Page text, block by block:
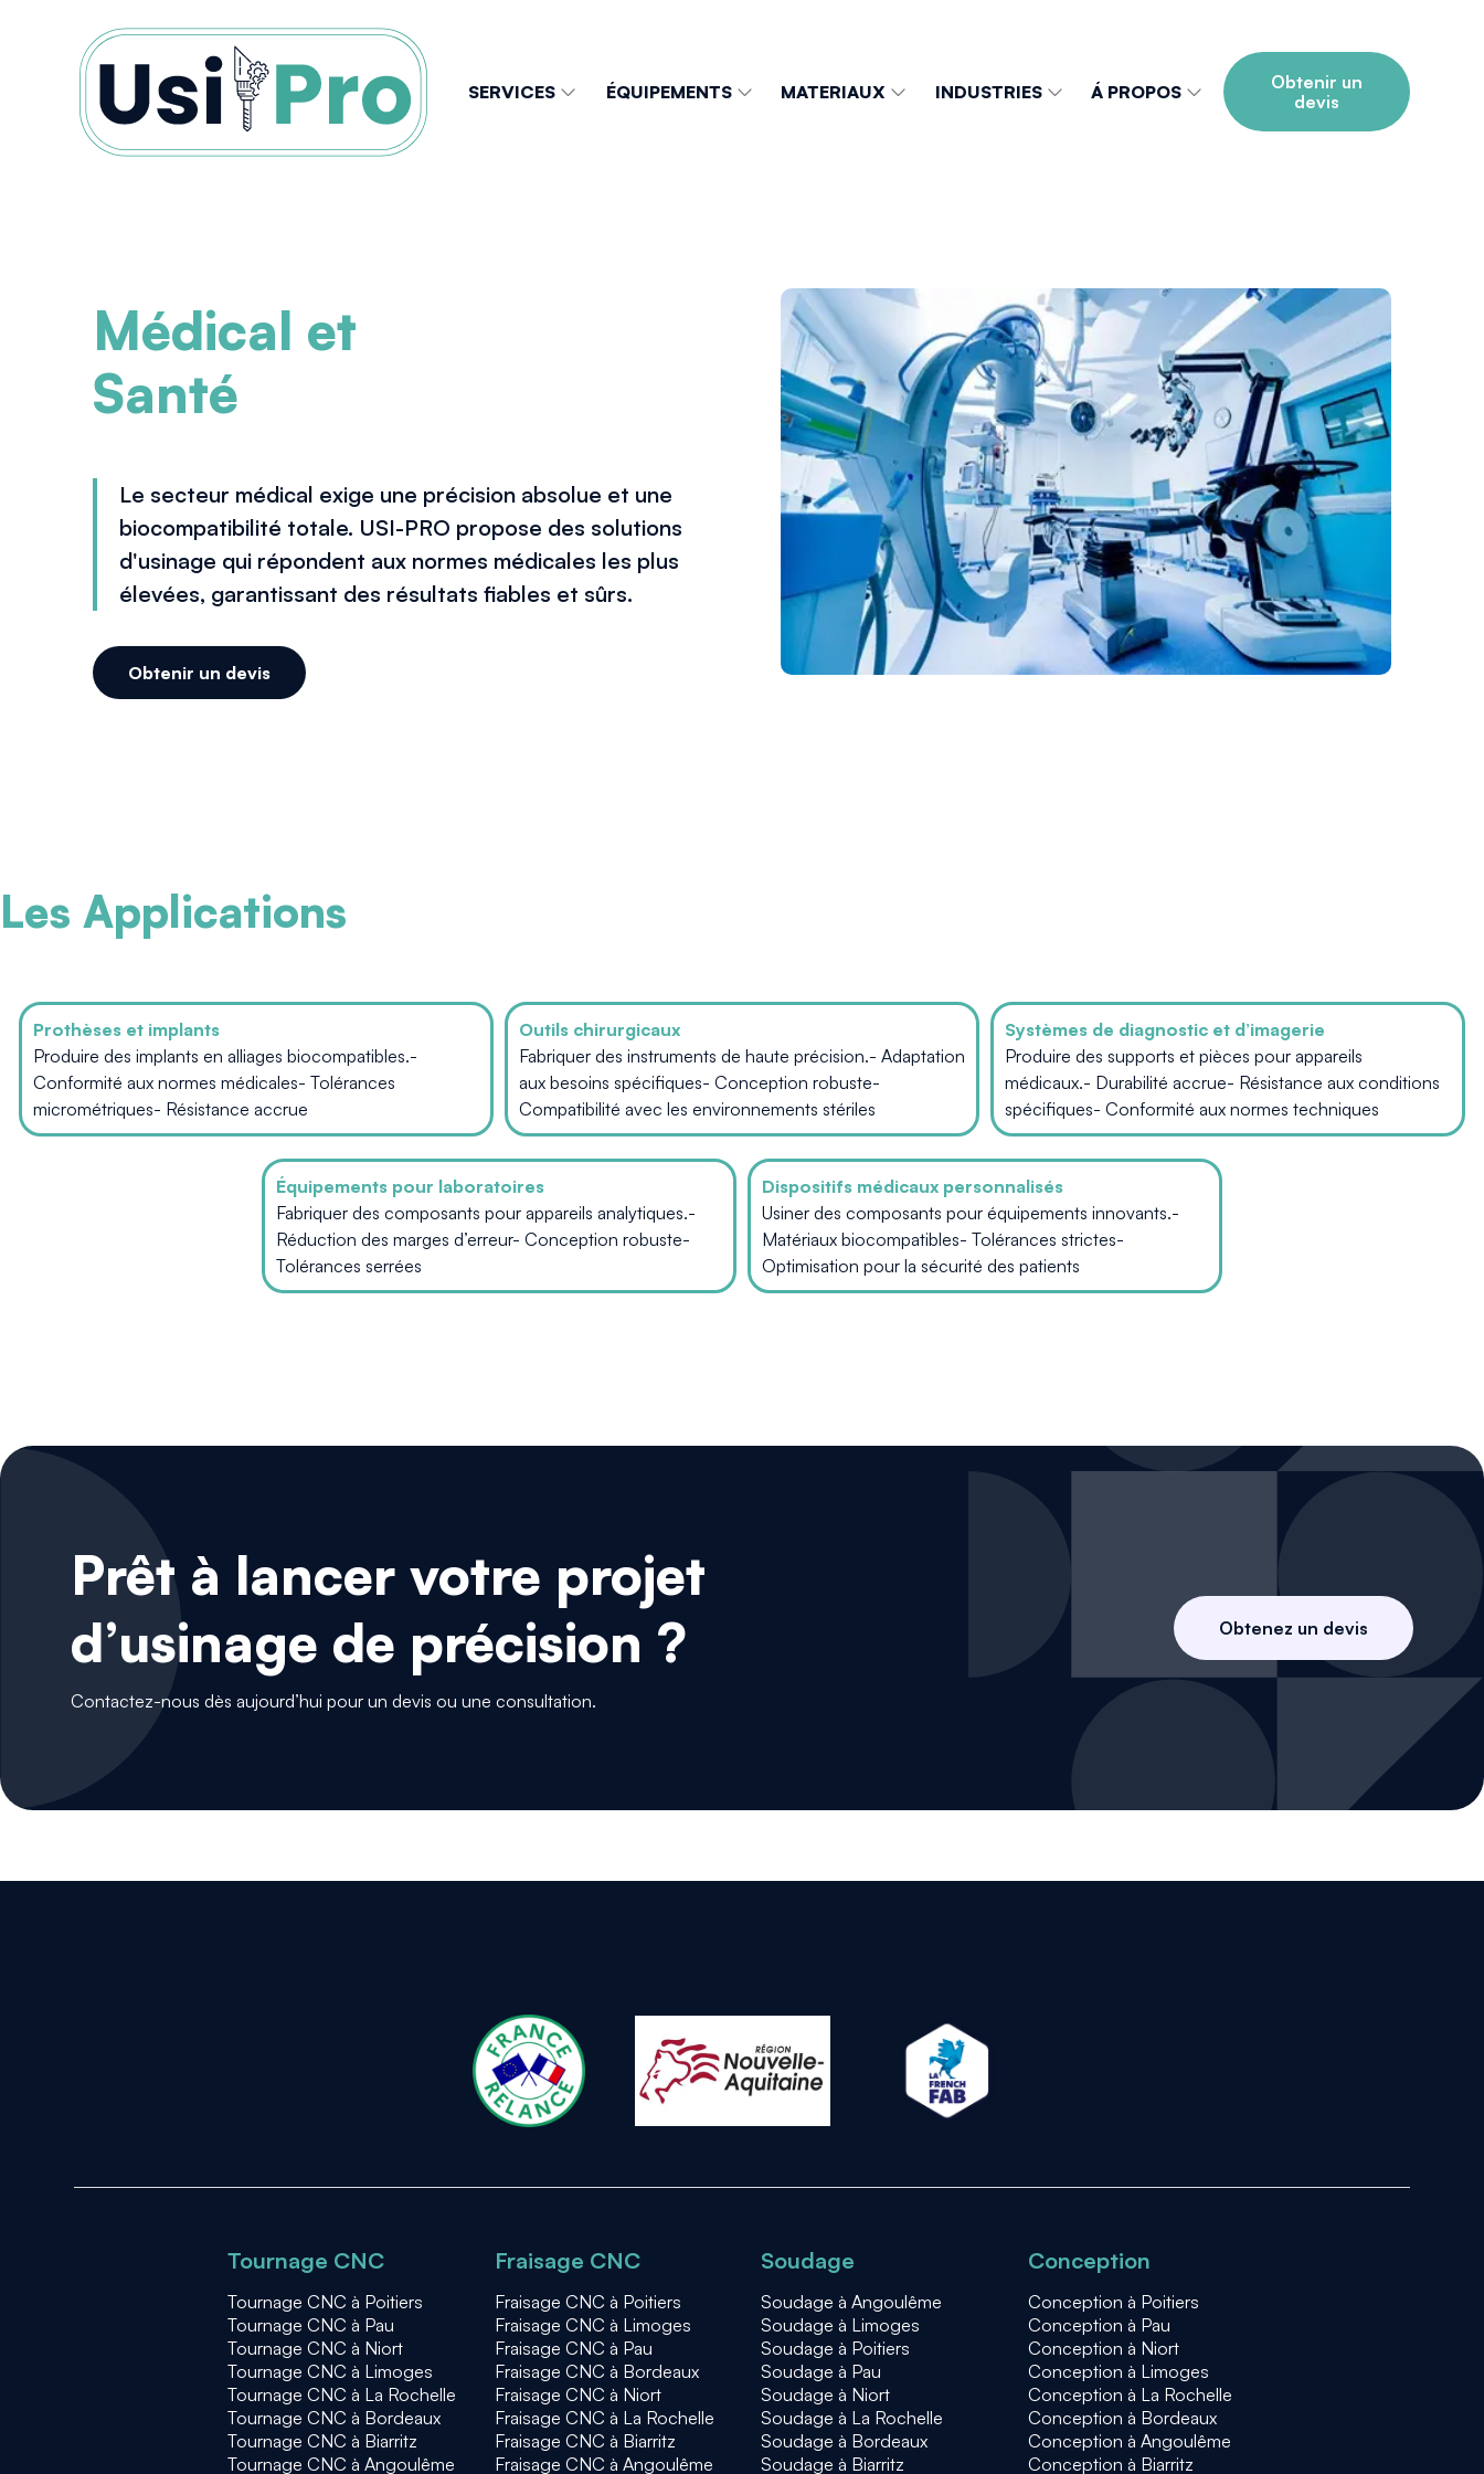
SERVICES ÉQUIPEMENTS MATERIAUX INDUSTRIES Á PROPOS
Obtenir un
devis
Médical et
Santé
Le secteur médical exige une précision absolue et une
biocompatibilité totale. USI-PRO propose des solutions
d'usinage qui répondent aux normes médicales les plus
élevées, garantissant des résultats fiables et sûrs.
Obtenir un devis
Les Applications
Prothèses et implants
Produire des implants en alliages biocompatibles.-
Conformité aux normes médicales- Tolérances
micrométriques- Résistance accrue
Outils chirurgicaux
Fabriquer des instruments de haute précision.- Adaptation
aux besoins spécifiques- Conception robuste-
Compatibilité avec les environnements stériles
Systèmes de diagnostic et d’imagerie
Produire des supports et pièces pour appareils
médicaux.- Durabilité accrue- Résistance aux conditions
spécifiques- Conformité aux normes techniques
Équipements pour laboratoires
Fabriquer des composants pour appareils analytiques.-
Réduction des marges d’erreur- Conception robuste-
Tolérances serrées
Dispositifs médicaux personnalisés
Usiner des composants pour équipements innovants.-
Matériaux biocompatibles- Tolérances strictes-
Optimisation pour la sécurité des patients
Prêt à lancer votre projet
d’usinage de précision ?
Contactez-nous dès aujourd’hui pour un devis ou une consultation.
Obtenez un devis
Tournage CNC
Tournage CNC à Poitiers
Tournage CNC à Pau
Tournage CNC à Niort
Tournage CNC à Limoges
Tournage CNC à La Rochelle
Tournage CNC à Bordeaux
Tournage CNC à Biarritz
Tournage CNC à Angoulême
Fraisage CNC
Fraisage CNC à Poitiers
Fraisage CNC à Limoges
Fraisage CNC à Pau
Fraisage CNC à Bordeaux
Fraisage CNC à Niort
Fraisage CNC à La Rochelle
Fraisage CNC à Biarritz
Fraisage CNC à Angoulême
Soudage
Soudage à Angoulême
Soudage à Limoges
Soudage à Poitiers
Soudage à Pau
Soudage à Niort
Soudage à La Rochelle
Soudage à Bordeaux
Soudage à Biarritz
Conception
Conception à Poitiers
Conception à Pau
Conception à Niort
Conception à Limoges
Conception à La Rochelle
Conception à Bordeaux
Conception à Angoulême
Conception à Biarritz